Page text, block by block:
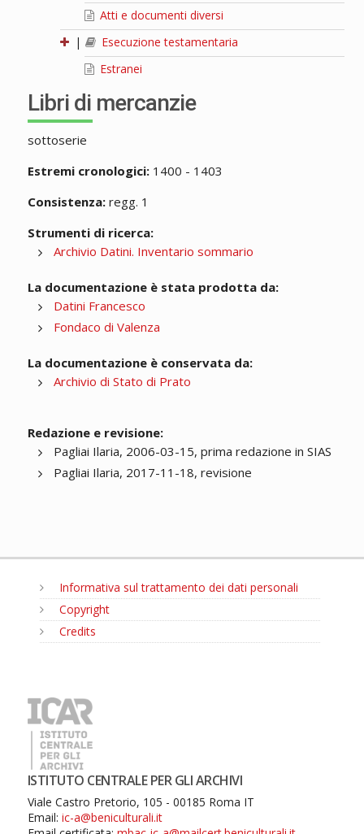
Atti e documenti diversi
|
Esecuzione testamentaria
Estranei
Libri di mercanzie
sottoserie
Estremi cronologici:1400 - 1403
Consistenza:regg. 1
Strumenti di ricerca:
Archivio Datini. Inventario sommario
La documentazione è stata prodotta da:
Datini Francesco
Fondaco di Valenza
La documentazione è conservata da:
Archivio di Stato di Prato
Redazione e revisione:
Pagliai Ilaria, 2006-03-15, prima redazione in SIAS
Pagliai Ilaria, 2017-11-18, revisione
Informativa sul trattamento dei dati personali
Copyright
Credits
ISTITUTO CENTRALE PER GLI ARCHIVI
Viale Castro Pretorio, 105 - 00185 Roma IT
Email: ic-a@beniculturali.it